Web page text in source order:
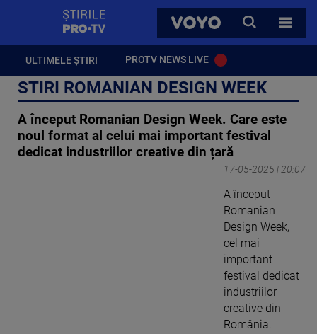
VOYO
CAUTA
TOATE
ULTIMELE ȘTIRI PROTV NEWS LIVE
STIRI ROMANIAN DESIGN WEEK
A început Romanian Design Week. Care este
noul format al celui mai important festival
dedicat industriilor creative din țară
17-05-2025 | 20:07
A început
Romanian
Design Week,
cel mai
important
festival dedicat
industriilor
creative din
România.